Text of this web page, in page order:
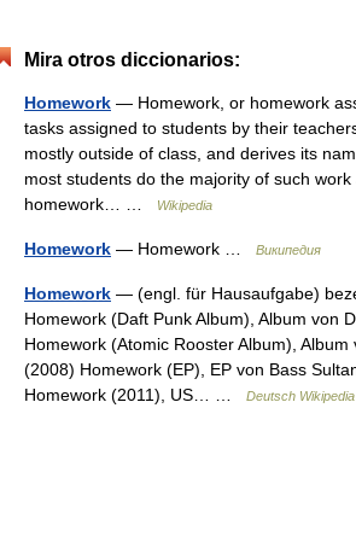
Mira otros diccionarios:
Homework — Homework, or homework
tasks assigned to students by their
mostly outside of class, and derives its
most students do the majority of such
homework… …
Wikipedia
Homework — Homework … Википедия
Homework — (engl. für Hausaufgabe)
Homework (Daft Punk Album), Album von
Homework (Atomic Rooster Album), Album
(2008) Homework (EP), EP von Bass
Homework (2011), US… …
Deutsch Wikipedia